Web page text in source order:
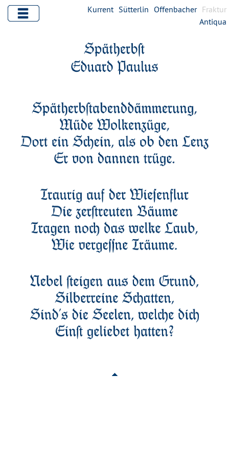
Kurrent Sütterlin Offenbacher Fraktur
Antiqua